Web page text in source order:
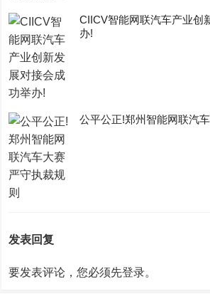
CIICV智能网联汽车产业创
办!
公平公正!郑州智能网联汽
发表回复
要发表评论，您必须先登录。